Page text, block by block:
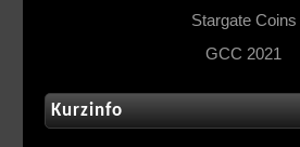
Stargate Coins
GCC 2021
Kurzinfo